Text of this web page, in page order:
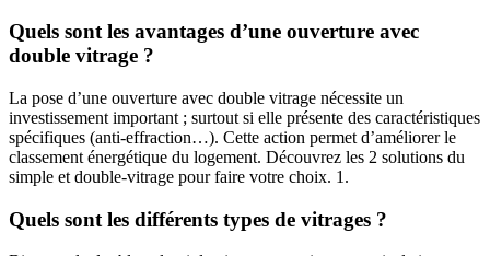
Quels sont les avantages d’une ouverture avec
double vitrage ?
La pose d’une ouverture avec double vitrage nécessite un
investissement important ; surtout si elle présente des caractéristiques
spécifiques (anti-effraction…). Cette action permet d’améliorer le
classement énergétique du logement. Découvrez les 2 solutions du
simple et double-vitrage pour faire votre choix. 1.
Quels sont les différents types de vitrages ?